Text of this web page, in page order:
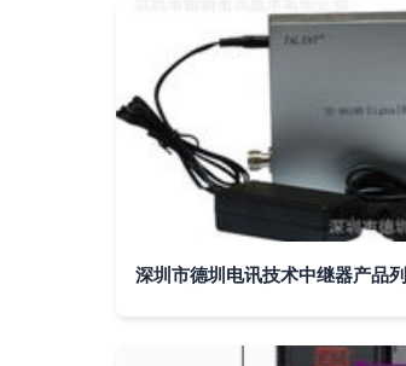
深圳市德圳电讯技术中继器产品